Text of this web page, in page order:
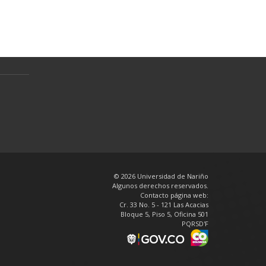
© 2026 Universidad de Nariño
Algunos derechos reservados.
Contacto página web:
Cr. 33 No. 5 - 121 Las Acacias
Bloque 5, Piso 5, Oficina 501
PQRSD'F